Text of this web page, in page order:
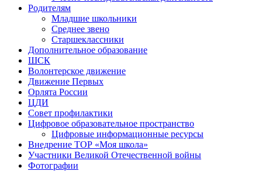
Родителям
Младшие школьники
Среднее звено
Старшеклассники
Дополнительное образование
ШСК
Волонтерское движение
Движение Первых
Орлята России
ЦДИ
Совет профилактики
Цифровое образовательное пространство
Цифровые информационные ресурсы
Внедрение ТОР «Моя школа»
Участники Великой Отечественной войны
Фотографии